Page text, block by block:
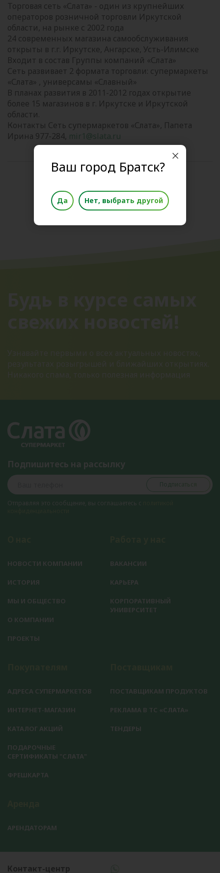
Торговая сеть «Слата» - один из крупнейших
операторов розничной торговли Иркутской
области, на рынке с 2002 года
24 современных магазина самообслуживания
открыты в г.г. Иркутске, Ангарске, Усть-Илимске
Входит в состав Группы компаний «Слата»
Сеть развивает 2 формата торговли: супермаркеты
«Слата» , универсамы «Славный»
В планах развития в 2011-2012 годах открытие
более 15 магазинов в г. Иркутске и Иркутской
области.
Контакты Сеть супермаркетов «Слата», Папета
Ирина 977-284, mir1@slata.ru
Подпишитесь на рассылку
Подписаться
Отправляя это сообщение, вы соглашаетесь с
НОВОСТИ КОМПАНИИ
ИСТОРИЯ
МЫ И ОБЩЕСТВО
О КОМПАНИИ
ПРОЕКТЫ
ВАКАНСИИ
КАРЬЕРА
КОРПОРАТИВНЫЙ
УНИВЕРСИТЕТ
АДРЕСА СУПЕРМАРКЕТОВ
ИНТЕРНЕТ-МАГАЗИН
КАТАЛОГ АКЦИЙ
ПОДАРОЧНЫЕ
СЕРТИФИКАТЫ "СЛАТА"
ФРЕШКАРТА
ПОСТАВЩИКАМ ПРОДУКТОВ
РЕКЛАМА В ТС «СЛАТА»
ТЕНДЕРЫ
АРЕНДАТОРАМ
Контакт-центр
Ваш город Братск?
Да Нет, выбрать другой